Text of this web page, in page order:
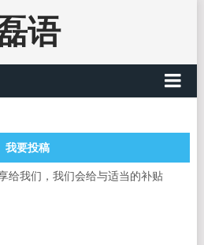
语
我要投稿
给我们，我们会给与适当的补贴